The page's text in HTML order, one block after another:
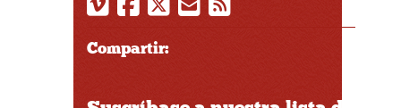
Compartir: